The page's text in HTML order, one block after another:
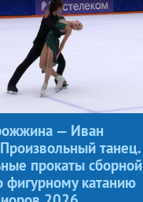
— Иван
танец.
прокаты сборной
фигурному катанию